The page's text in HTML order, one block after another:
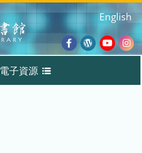
Facebook
Wordpress
English
電子資源